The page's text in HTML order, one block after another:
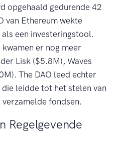
opgehaald gedurende 42
van Ethereum wekte
een investeringstool.
er nog meer
Lisk ($5.8M), Waves
The DAO leed echter
leidde tot het stelen van
fondsen.
Regelgevende